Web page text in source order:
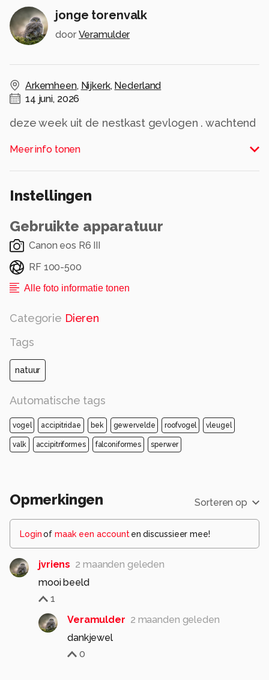
jonge torenvalk
door Veramulder
Arkemheen, Nijkerk, Nederland
14 juni, 2026
deze week uit de nestkast gevlogen . wachtend
voedsel
Meer info tonen
Instellingen
Gebruikte apparatuur
Canon eos R6 III
RF 100-500
Alle foto informatie tonen
Categorie Dieren
Tags
natuur
Automatische tags
vogel accipitridae bek gewervelde roofvogel vleugel
valk accipitriformes falconiformes sperwer
Opmerkingen Sorteren op
Loginof maak een account en discussieer mee!
jvriens 2 maanden geleden
mooi beeld
1
Veramulder 2 maanden geleden
dankjewel
0